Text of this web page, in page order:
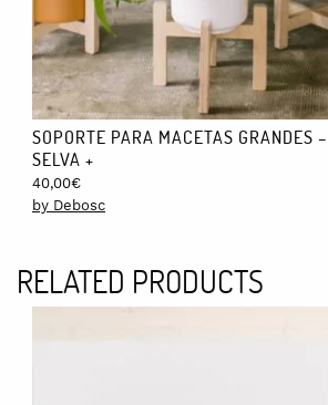
Las 2 piezas de abedul y el tornillo de
COMPATIBILIDAD
La Selva admite macetas de hasta 18
SOPORTE PARA MACETAS GRANDES
SELVA +
40,00€
by Debosc
RELATED PRODUCTS